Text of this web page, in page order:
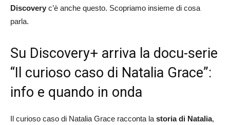
Discovery c’è anche questo. Scopriamo insieme di cosa
parla.
Su Discovery+ arriva la docu-serie
“Il curioso caso di Natalia Grace”:
info e quando in onda
Il curioso caso di Natalia Grace racconta lastoria di Natalia,